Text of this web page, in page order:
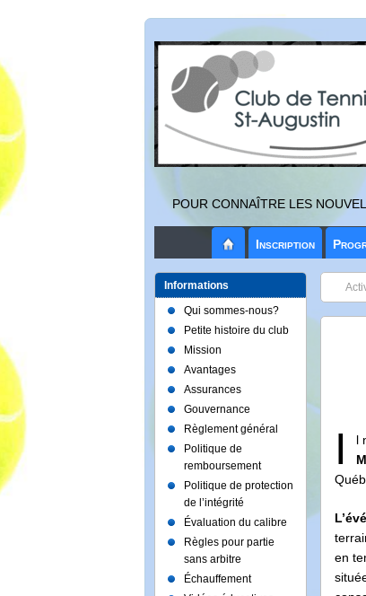
POUR CONNAÎTRE LES
Inscription
I l
en
Informations
Qui sommes-nous?
Petite histoire du club
Mission
Avantages
Assurances
Gouvernance
Règlement général
Politique de
remboursement
Politique de protection
de l’intégrité
Évaluation du calibre
Règles pour partie
sans arbitre
Échauffement